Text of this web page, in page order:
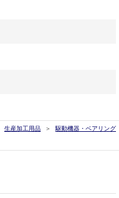
生産加工用品
駆動機器・ベアリング